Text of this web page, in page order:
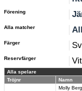
Förening
Alla matcher
Färger
Reservfärger
Alla spelare
Tröjnr
Namn
Molly